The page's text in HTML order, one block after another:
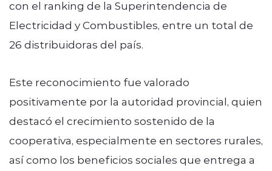
con el ranking de la Superintendencia de
Electricidad y Combustibles, entre un total de
26 distribuidoras del país.
Este reconocimiento fue valorado
positivamente por la autoridad provincial, quien
destacó el crecimiento sostenido de la
cooperativa, especialmente en sectores rurales,
así como los beneficios sociales que entrega a